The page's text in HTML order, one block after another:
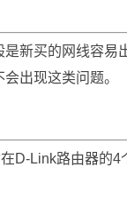
新买的网线容易
出现这类问题。
D-Link路由器的4